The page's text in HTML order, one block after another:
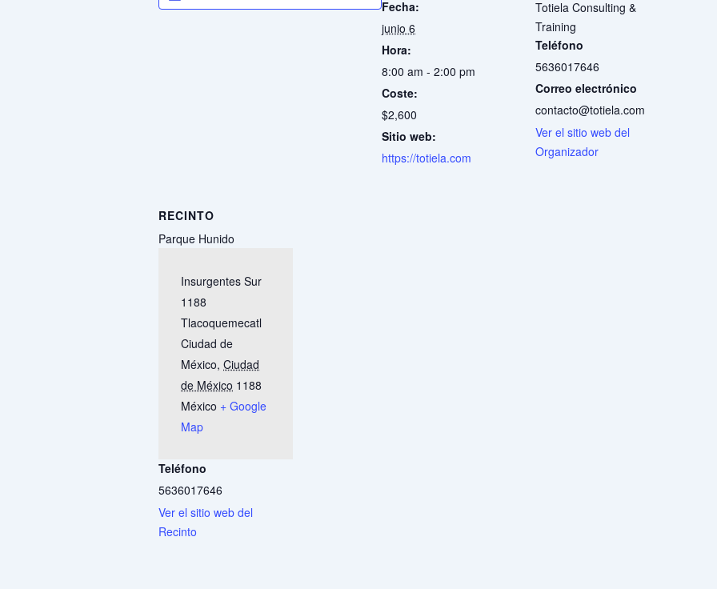
Fecha:
junio 6
Hora:
8:00 am - 2:00 pm
Coste:
$2,600
Sitio web:
https://totiela.com
Totiela Consulting &
Training
Teléfono
5636017646
Correo electrónico
contacto@totiela.com
Ver el sitio web del
Organizador
RECINTO
Parque Hunido
Insurgentes Sur
1188
Tlacoquemecatl
Ciudad de
México, Ciudad
de México 1188
México + Google
Map
Teléfono
5636017646
Ver el sitio web del
Recinto